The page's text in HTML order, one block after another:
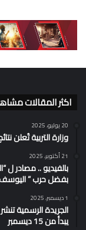
اكثر المقالات
20 يوليو، 2025
وزارة التربية تُعلن
21 أكتوبر، 2025
بالفيديو .. مصادر ل
بفضل حرب ”
1 ديسمبر، 2025
الجريدة الرسمية
يبدأ من 15 ديسمبر